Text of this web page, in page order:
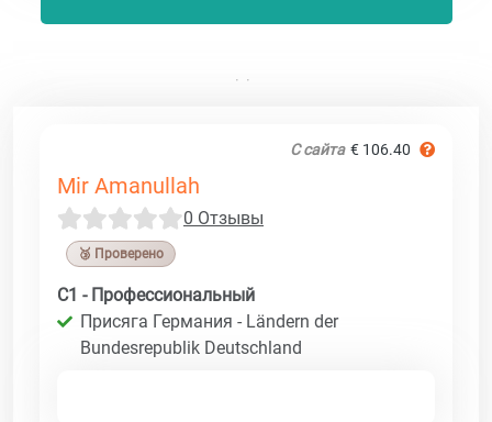
С сайта € 106.40
Mir Amanullah
0 Отзывы
🥉 Проверено
C1 - Профессиональный
Присяга Германия - Ländern der
Bundesrepublik Deutschland